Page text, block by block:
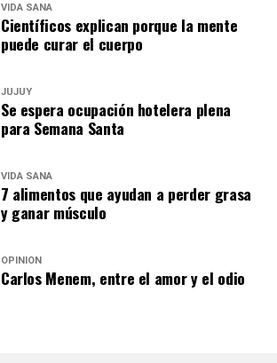
VIDA SANA
Científicos explican porque la mente
puede curar el cuerpo
JUJUY
Se espera ocupación hotelera plena
para Semana Santa
VIDA SANA
7 alimentos que ayudan a perder grasa
y ganar músculo
OPINIÓN
Carlos Menem, entre el amor y el odio